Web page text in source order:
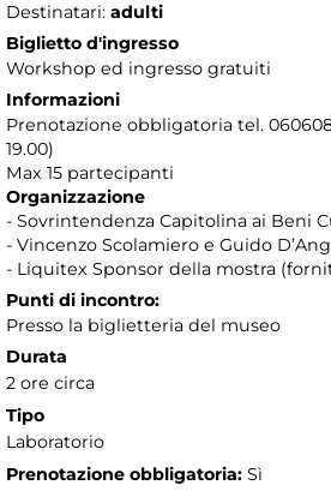
Destinatari: adulti
Biglietto d'ingresso
Workshop ed ingresso gratuiti
Informazioni
Prenotazione obbligatoria tel.
19.00)
Max 15 partecipanti
Organizzazione
- Sovrintendenza Capitolina ai Beni
- Vincenzo Scolamiero e Guido
- Liquitex Sponsor della mostra
Punti di incontro:
Presso la biglietteria del museo
Durata
2 ore circa
Tipo
Laboratorio
Prenotazione obbligatoria: Sì